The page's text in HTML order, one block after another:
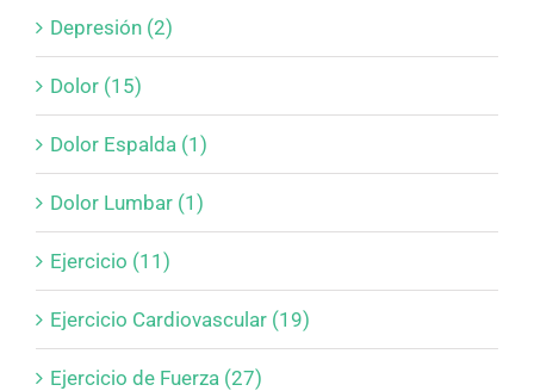
Depresión (2)
Dolor (15)
Dolor Espalda (1)
Dolor Lumbar (1)
Ejercicio (11)
Ejercicio Cardiovascular (19)
Ejercicio de Fuerza (27)